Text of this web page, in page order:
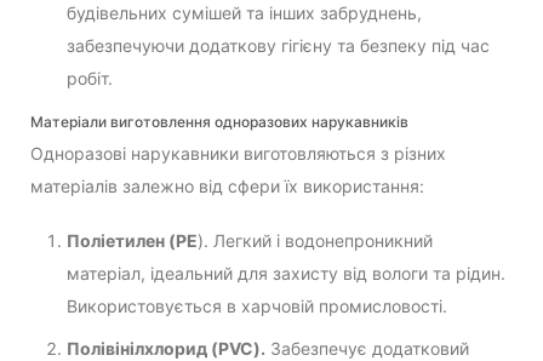
будівельних сумішей та інших забруднень,
забезпечуючи додаткову гігієну та безпеку під час
робіт.
Матеріали виготовлення одноразових нарукавників
Одноразові нарукавники виготовляються з різних
матеріалів залежно від сфери їх використання:
Поліетилен (PE). Легкий і водонепроникний
матеріал, ідеальний для захисту від вологи та рідин.
Використовується в харчовій промисловості.
Полівінілхлорид (PVC). Забезпечує додатковий